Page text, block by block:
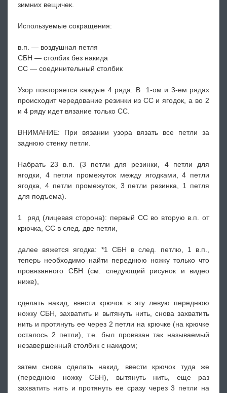
зимних вещичек.
Используемые сокращения:
в.п. — воздушная петля
СБН — столбик без накида
СС — соединительный столбик
Узор повторяется каждые 4 ряда. В 1-ом и 3-ем рядах
происходит чередование резинки из СС и ягодок, а во 2
и 4 ряду идет вязание только СС.
ВНИМАНИЕ: При вязании узора вязать все петли за
заднюю стенку петли.
Набрать 23 в.п. (3 петли для резинки, 4 петли для
ягодки, 4 петли промежуток между ягодками, 4 петли
ягодка, 4 петли промежуток, 3 петли резинка, 1 петля
для подъема).
1 ряд (лицевая сторона): первый СС во вторую в.п. от
крючка, СС в след. две петли,
далее вяжется ягодка: *1 СБН в след. петлю, 1 в.п.,
теперь необходимо найти переднюю ножку только что
провязанного СБН (см. следующий рисунок и видео
ниже),
cделать накид, ввести крючок в эту левую переднюю
ножку СБН, захватить и вытянуть нить, снова захватить
нить и протянуть ее через 2 петли на крючке (на крючке
осталось 2 петли), т.е. был провязан так называемый
незавершенный столбик с накидом;
затем снова сделать накид, ввести крючок туда же
(переднюю ножку СБН), вытянуть нить, еще раз
захватить нить и протянуть ее сразу через 3 петли на